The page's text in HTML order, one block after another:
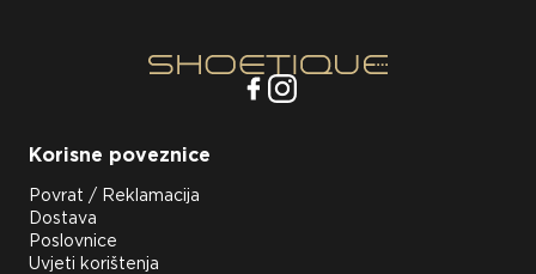
Korisne poveznice
Povrat / Reklamacija
Dostava
Poslovnice
Uvjeti korištenja